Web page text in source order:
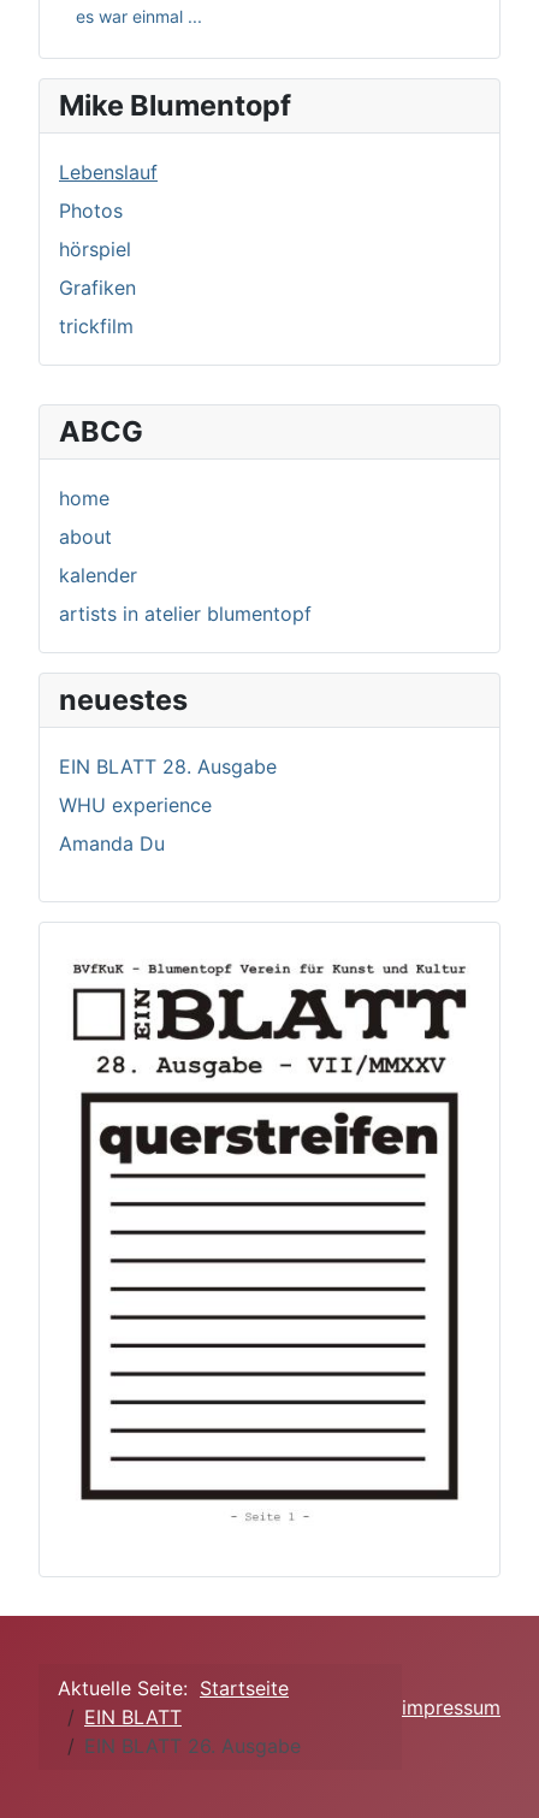
ABCG
home
about
kalender
artists in atelier blumentopf
neuestes
EIN BLATT 28. Ausgabe
WHU experience
Amanda Du
es war einmal ...
Mike Blumentopf
Lebenslauf
Photos
hörspiel
Grafiken
trickfilm
Aktuelle Seite: Startseite
EIN BLATT
EIN BLATT 26. Ausgabe
impressum